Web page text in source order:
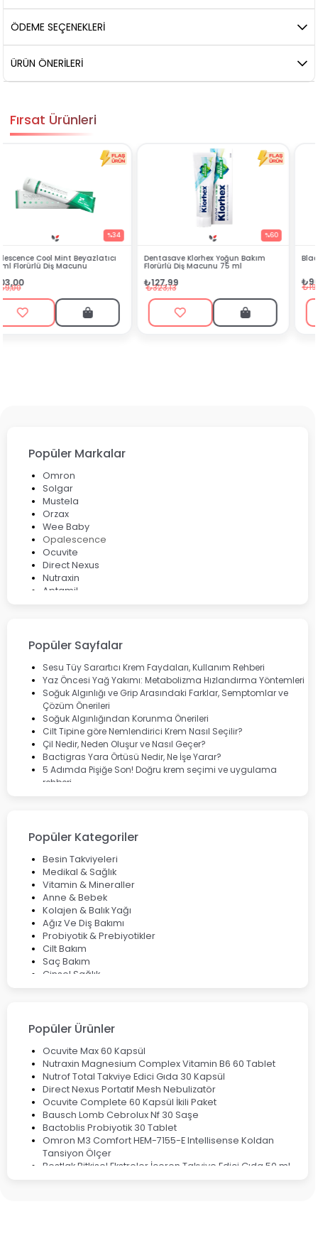
ÖDEME SEÇENEKLERI
ÜRÜN ÖNERILERI
Fırsat Ürünleri
Dentasave Klorhex Yoğun Bakım
Florürlü Diş Macunu 75 ml
₺127,99
₺323,13
Black Berry Bitkisel Sprey 25 ml
Popüler Markalar
Omron
Solgar
Mustela
Orzax
Wee Baby
Opalescence
Ocuvite
Direct Nexus
Nutraxin
Aptamil
Lansinoh
Cebrolux
Dermoskin
Marvis
Rcfarma
Popüler Sayfalar
Sesu Tüy Sarartıcı Krem Faydaları, Kullanım Rehberi
Yaz Öncesi Yağ Yakımı: Metabolizma Hızlandırma Yöntemleri
Soğuk Algınlığı ve Grip Arasındaki Farklar, Semptomlar ve
Çözüm Önerileri
Soğuk Algınlığından Korunma Önerileri
Cilt Tipine göre Nemlendirici Krem Nasıl Seçilir?
Çil Nedir, Neden Oluşur ve Nasıl Geçer?
Bactigras Yara Örtüsü Nedir, Ne İşe Yarar?
5 Adımda Pişiğe Son! Doğru krem seçimi ve uygulama
rehberi
Çözüm Yolları
Bocavirüs Enfeksiyonu Hakkında Bilmeniz Gerekenler
Deep Flex Topraklama Matı Nedir? Detaylı Rehber
Mumiyo Nedir? Faydaları ve Kullanım Alanları Nelerdir?
Popüler Kategoriler
Besin Takviyeleri
Medikal & Sağlık
Vitamin & Mineraller
Anne & Bebek
Kolajen & Balık Yağı
Ağız Ve Diş Bakımı
Probiyotik & Prebiyotikler
Cilt Bakım
Saç Bakım
Cinsel Sağlık
Popüler Ürünler
Ocuvite Max 60 Kapsül
Nutraxin Magnesium Complex Vitamin B6 60 Tablet
Nutrof Total Takviye Edici Gıda 30 Kapsül
Direct Nexus Portatif Mesh Nebulizatör
Ocuvite Complete 60 Kapsül İkili Paket
Bausch Lomb Cebrolux Nf 30 Saşe
Bactoblis Probiyotik 30 Tablet
Omron M3 Comfort HEM-7155-E Intellisense Koldan
Tansiyon Ölçer
Bestlak Bitkisel Ekstreler İçeren Takviye Edici Gıda 50 ml